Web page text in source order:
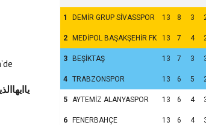
1 DEMİR GRUP SİVASSPOR 13 8 3
2 MEDİPOL BAŞAKŞEHİR FK 13 7 4
3 BEŞİKTAŞ 13 7 3
4 TRABZONSPOR 13 6 5
5 AYTEMİZ ALANYASPOR 13 6 4
6 FENERBAHÇE 13 6 4